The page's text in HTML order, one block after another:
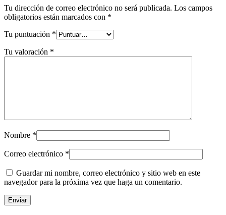
Tu dirección de correo electrónico no será publicada. Los campos
obligatorios están marcados con *
Tu puntuación *
Tu valoración *
Nombre *
Correo electrónico *
Guardar mi nombre, correo electrónico y sitio web en este
navegador para la próxima vez que haga un comentario.